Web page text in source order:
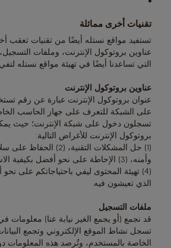
تقنيات أخرى مماثلة
تستفيد مواقع نستله أيضًا من تقنيات تعقب
عناوين بروتوكول الإنترنت، وملفات
التي تساعدنا أيضًا في تهيئة مواقع نستله
عناوين بروتوكول الإنترنت
عنوان بروتوكول الإنترنت عبارة عن رقم
على الشبكة للتعرف على جهاز الحاسب
تسجلون دخول على شبكة الإنترنت؛ حيث
بروتوكول الإنترنت للأغراض التالية:
(1) حل المشكلات التقنية،
وأمنه، (3) الإحاطة على نحو أفضل بكيفية
(4) تهيئة المحتوى ليفي باحتياجاتكم على
الذي تعيشون فيه.
ملفات التسجيل
قد نجمع (أو يجمع الغير نيابة عنا)
تسجل نشاط الموقع الإلكتروني وتجمع
الخاصة بالمستخدم، وتُرصد هذه المعلومات